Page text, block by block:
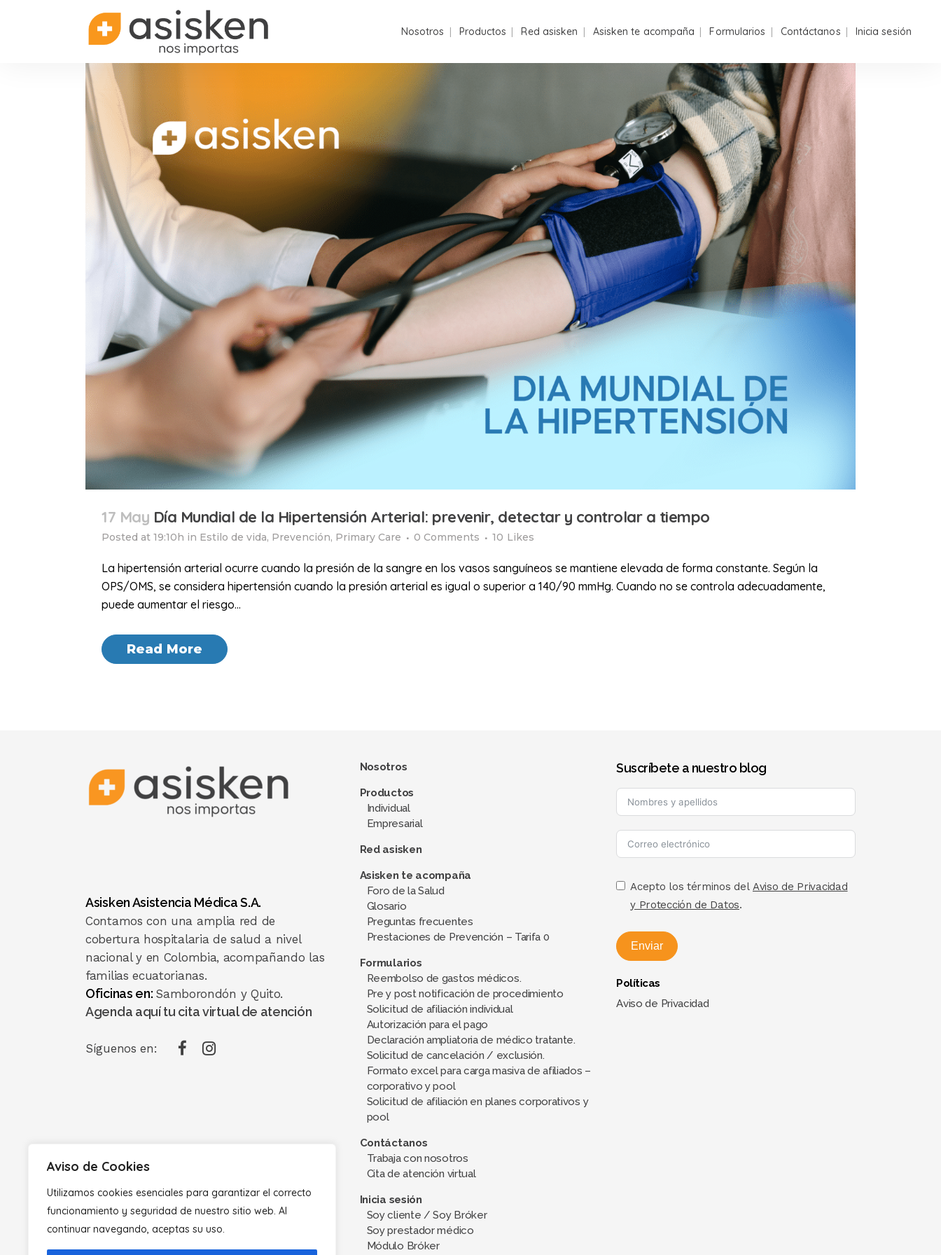
Aviso de Cookies
Utilizamos cookies esenciales para garantizar el correcto
funcionamiento y seguridad de nuestro sitio web. Al
continuar navegando, aceptas su uso.
Nosotros Productos Red asisken Asisken te acompaña Formularios Contáctanos Inicia sesión
17 May Día Mundial de la Hipertensión Arterial: prevenir, detectar y controlar a tiempo
Posted at 19:10h in Estilo de vida, Prevención, Primary Care 0 Comments 10 Likes
La hipertensión arterial ocurre cuando la presión de la sangre en los vasos sanguíneos se mantiene elevada de forma constante. Según la
OPS/OMS, se considera hipertensión cuando la presión arterial es igual o superior a 140/90 mmHg. Cuando no se controla adecuadamente,
puede aumentar el riesgo...
Read More
Asisken Asistencia Médica S.A.
Contamos con una amplia red de
cobertura hospitalaria de salud a nivel
nacional y en Colombia, acompañando las
familias ecuatorianas.
Oficinas en: Samborondón y Quito.
Agenda aquí tu cita virtual de atención
Síguenos en:
Nosotros
Productos
Individual
Empresarial
Red asisken
Asisken te acompaña
Foro de la Salud
Glosario
Preguntas frecuentes
Prestaciones de Prevención – Tarifa 0
Formularios
Reembolso de gastos médicos.
Pre y post notificación de procedimiento
Solicitud de afiliación individual
Autorización para el pago
Declaración ampliatoria de médico tratante.
Solicitud de cancelación / exclusión.
Formato excel para carga masiva de afiliados –
corporativo y pool
Solicitud de afiliación en planes corporativos y
pool
Contáctanos
Trabaja con nosotros
Cita de atención virtual
Inicia sesión
Soy cliente / Soy Bróker
Soy prestador médico
Módulo Bróker
Suscríbete a nuestro blog
Acepto los términos delAviso de Privacidad
y Protección de Datos.
Enviar
A
l
Políticas
Aviso de Privacidad